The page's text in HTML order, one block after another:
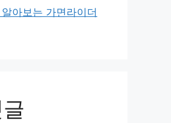
아보는 가면라이더